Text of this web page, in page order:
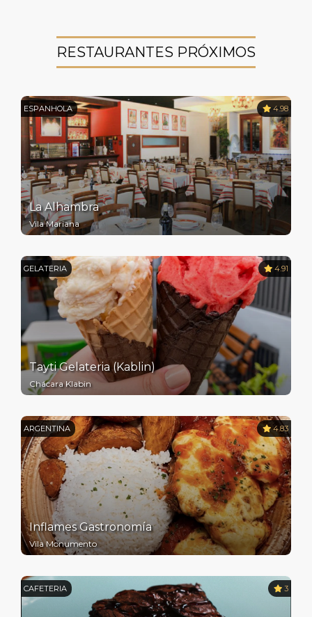
RESTAURANTES PRÓXIMOS
ESPANHOLA 4.98
La Alhambra
Vila Mariana
GELATERIA 4.91
Tayti Gelateria (Kablin)
Chácara Klabin
ARGENTINA 4.83
Inflames Gastronomía
Vila Monumento
CAFETERIA 3